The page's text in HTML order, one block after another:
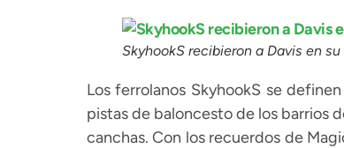
SkyhookS recibieron a Davis en
Los ferrolanos SkyhookS se
pistas de baloncesto de los barrios
canchas. Con los recuerdos de